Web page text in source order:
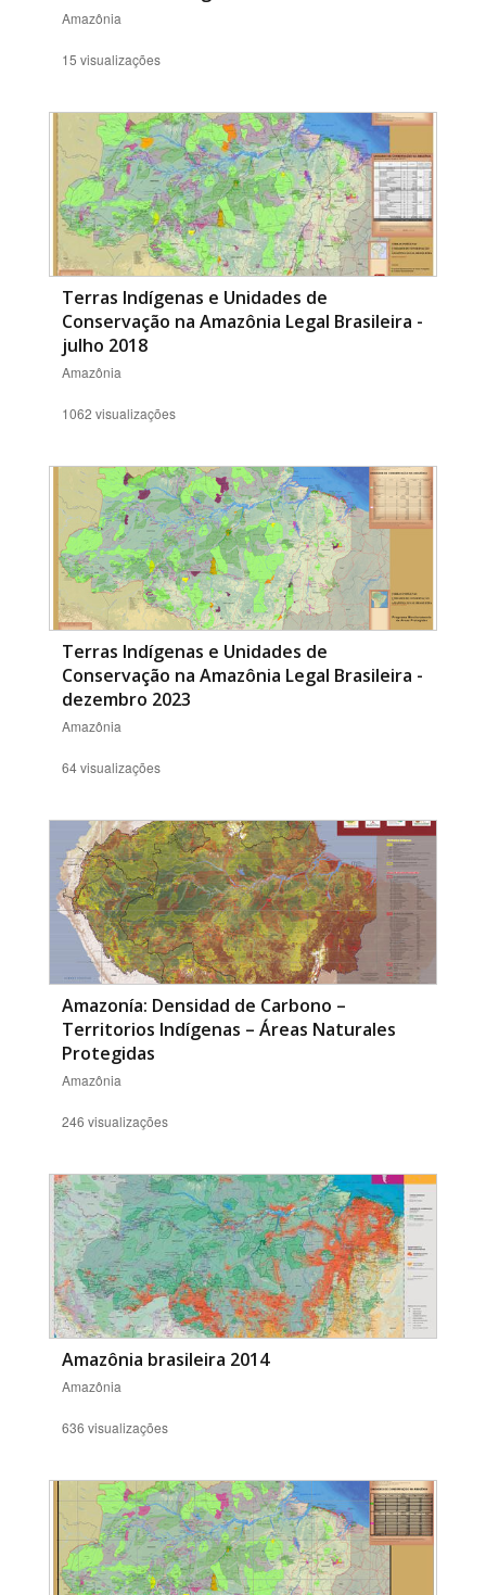
Amazônia
15 visualizações
Terras Indígenas e Unidades de
Conservação na Amazônia Legal Brasileira -
julho 2018
Amazônia
1062 visualizações
Terras Indígenas e Unidades de
Conservação na Amazônia Legal Brasileira -
dezembro 2023
Amazônia
64 visualizações
Amazonía: Densidad de Carbono –
Territorios Indígenas – Áreas Naturales
Protegidas
Amazônia
246 visualizações
Amazônia brasileira 2014
Amazônia
636 visualizações